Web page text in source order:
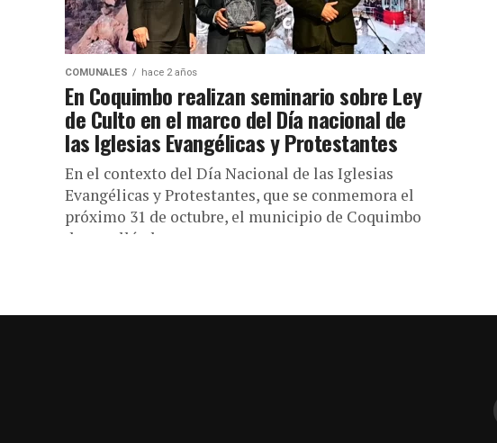
COMUNALES hace 2 años
En Coquimbo realizan seminario sobre Ley
de Culto en el marco del Día nacional de
las Iglesias Evangélicas y Protestantes
En el contexto del Día Nacional de las Iglesias
Evangélicas y Protestantes, que se conmemora el
próximo 31 de octubre, el municipio de Coquimbo
desarrolló el...